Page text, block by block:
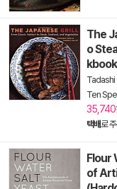
The
o
Tadashi
Ten
35,740
택배로
Flour
of